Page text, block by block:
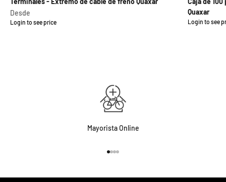
Precio de oferta
Desde
Login to see price
Quaxar
Precio de
Login to see
Mayorista Online